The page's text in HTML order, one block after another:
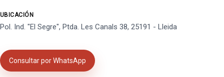
UBICACIÓN
Pol. Ind. "El Segre", Ptda. Les Canals 38, 25191 - Lleida
Consultar por WhatsApp